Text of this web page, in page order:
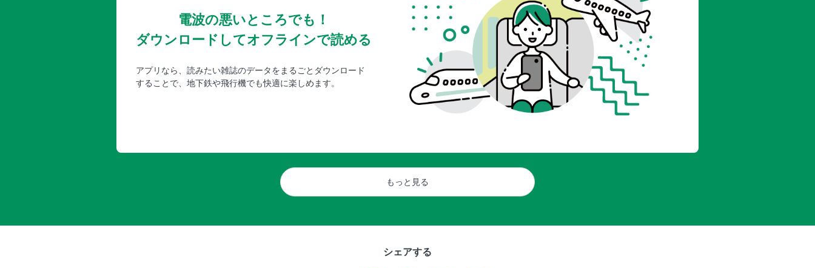
電波の悪いところでも！
ダウンロードしてオフラインで読める
アプリなら、読みたい雑誌のデータをまるごとダウンロード
することで、地下鉄や飛行機でも快適に楽しめます。
もっと見る
シェアする